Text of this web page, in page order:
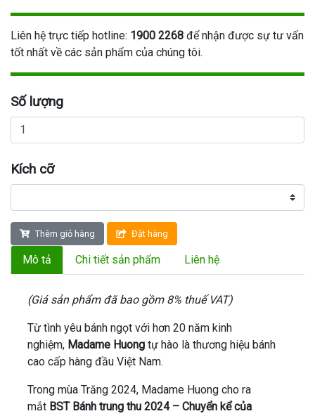
Liên hệ trực tiếp hotline: 1900 2268 để nhận được sự tư vấn
tốt nhất về các sản phẩm của chúng tôi.
Số lượng
Kích cỡ
Thêm giỏ hàng Đặt hàng
Mô tả Chi tiết sản phẩm Liên hệ
(Giá sản phẩm đã bao gồm 8% thuế VAT)
Từ tình yêu bánh ngọt với hơn 20 năm kinh
nghiệm, Madame Huong tự hào là thương hiệu bánh
cao cấp hàng đầu Việt Nam.
Trong mùa Trăng 2024, Madame Huong cho ra
mắt BST Bánh trung thu 2024 – Chuyển kể của